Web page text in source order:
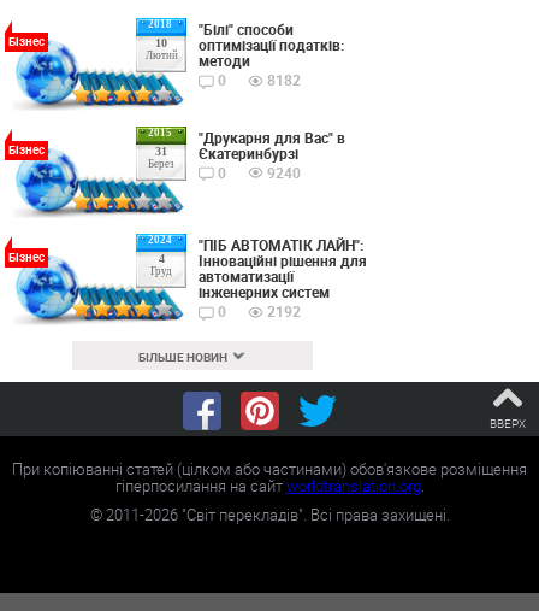
2018
10
Лютий
Бізнес
"Білі" способи
оптимізації податків:
методи
0
8182
2015
31
Берез
Бізнес
"Друкарня для Вас" в
Єкатеринбурзі
0
9240
2024
4
Груд
Бізнес
"ПІБ АВТОМАТІК ЛАЙН":
Інноваційні рішення для
автоматизації
інженерних систем
0
2192
БІЛЬШЕ НОВИН
ВВЕРХ
При копіюванні статей (цілком або частинами) обов'язкове розміщення
гіперпосилання на сайтworldtranslation.org.
©2011-2026"Світ перекладів". Всі права захищені.